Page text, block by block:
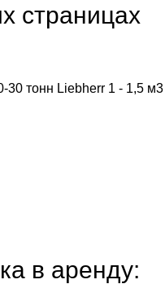
страницах
30 тонн Liebherr 1 - 1,5 м3
в аренду: